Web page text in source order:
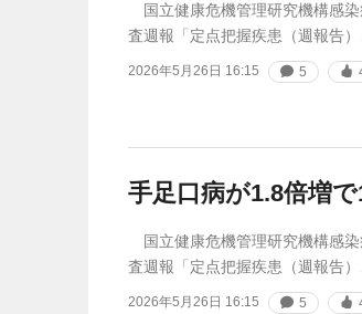
国立健康危機管理研究機構感
査週報「定点把握疾患（週報告
2026年5月26日 16:15 5
手足口病が1.8倍増
国立健康危機管理研究機構感
査週報「定点把握疾患（週報告
2026年5月26日 16:15 5